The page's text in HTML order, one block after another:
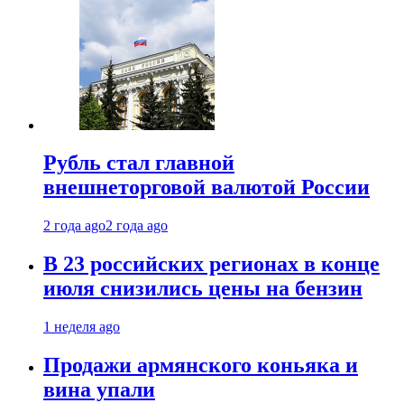
Рубль стал главной
внешнеторговой валютой России
2 года ago2 года ago
В 23 российских регионах в конце
июля снизились цены на бензин
1 неделя ago
Продажи армянского коньяка и
вина упали